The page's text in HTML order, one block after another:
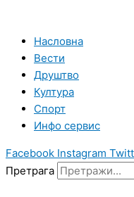
садржајНасловна
Вести
Друштво
Култура
Спорт
Инфо сервис
Facebook Instagram
Претрага